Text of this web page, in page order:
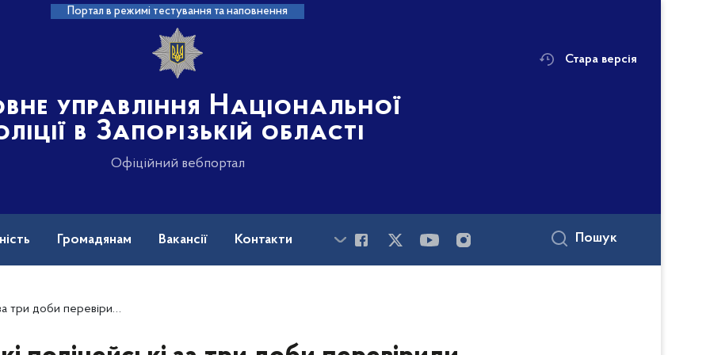
Портал в режимі тестування та наповнення
управління Національної
в Запорізькій області
Офіційний вебпортал
Стара версія
Громадянам Вакансії Контакти Пошук
більше 2000 об’єктів господарювання